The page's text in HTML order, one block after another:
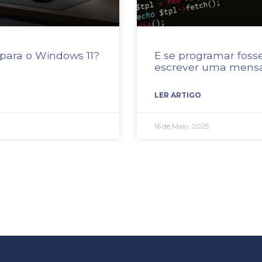
o Windows 11?
E se programar
escrever uma
LER ARTIGO
16 de Maio, 2025